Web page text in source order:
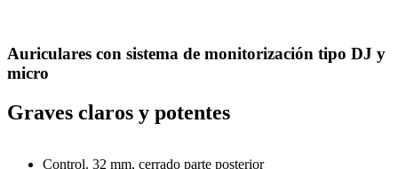
Auriculares con sistema de monitorización tipo DJ y
micro
Graves claros y potentes
Control. 32 mm, cerrado parte posterior